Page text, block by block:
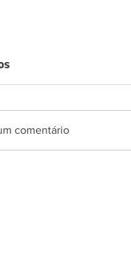
comentário